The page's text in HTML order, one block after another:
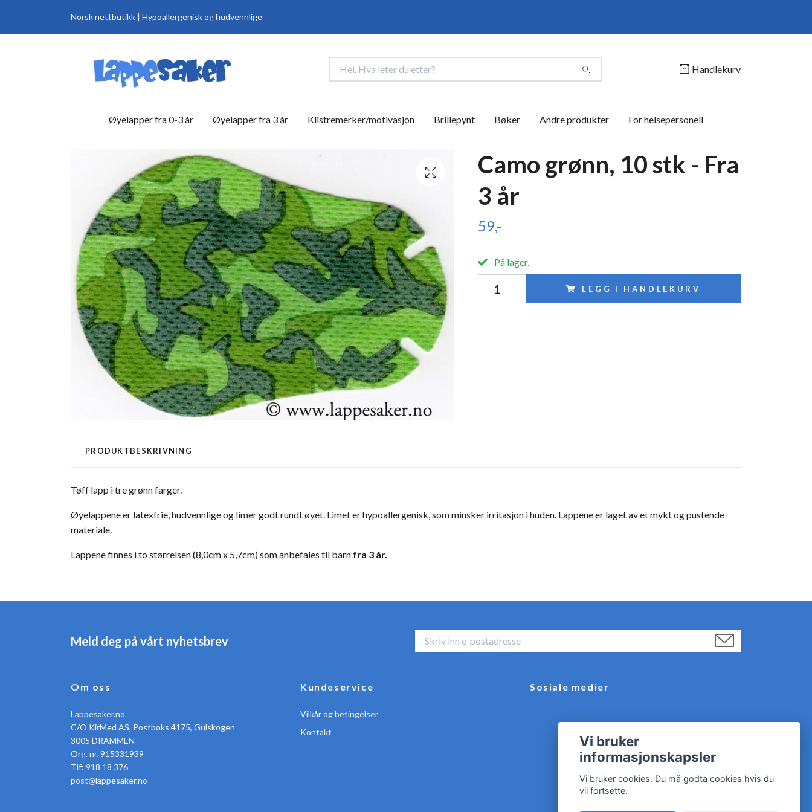
Norsk nettbutikk | Hypoallergenisk og hudvennlige
Handlekurv
Øyelapper fra 0-3 år Øyelapper fra 3 år Klistremerker/motivasjon Brillepynt Bøker Andre produkter For helsepersonell
Camo grønn, 10 stk - Fra
3 år
59,-
På lager.
LEGG I HANDLEKURV
PRODUKTBESKRIVNING
Tøff lapp i tre grønn farger.
Øyelappene er latexfrie, hudvennlige og limer godt rundt øyet. Limet er hypoallergenisk, som minsker irritasjon i huden. Lappene er laget av et mykt og pustende
materiale.
Lappene finnes i to størrelsen (8,0cm x 5,7cm) som anbefales til barn fra 3 år.
Meld deg på vårt nyhetsbrev
Om oss
Lappesaker.no
C/O KirMed AS, Postboks 4175, Gulskogen
3005 DRAMMEN
Org. nr. 915331939
Tlf: 918 18 376
post@lappesaker.no
Kundeservice
Vilkår og betingelser
Kontakt
Sosiale medier
Vi bruker
informasjonskapsler
Vi bruker cookies. Du må godta cookies hvis du
vil fortsette.